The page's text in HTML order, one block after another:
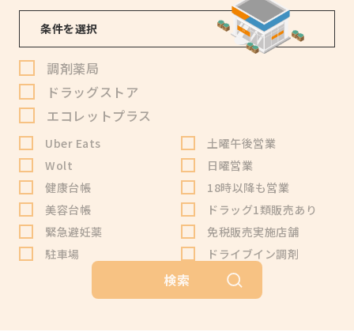
条件を選択
調剤薬局
ドラッグストア
エコレットプラス
Uber Eats
Wolt
健康台帳
美容台帳
緊急避妊薬
駐車場
土曜午後営業
日曜営業
18時以降も営業
ドラッグ1類販売あり
免税販売実施店舗
ドライブイン調剤
検索